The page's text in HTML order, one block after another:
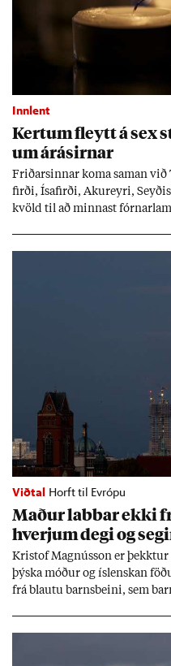
Innlent
Kert­um fleytt á sex
um árás­irn­ar
Frið­arsinn­ar koma sam­an
firði, Ísa­firði, Ak­ur­eyri,
kvöld til að minn­ast
Viðtal Horft til Evrópu
Mað­ur labb­ar ekki
hverj­um degi og
Kri­stof Magnús­son er
þýska móð­ur og ís­lensk­an
frá blautu barns­beini, sem